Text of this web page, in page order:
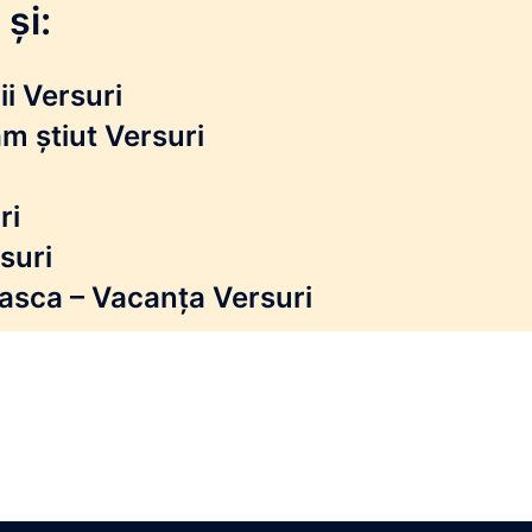
Versuri
știut Versuri
– Vacanța Versuri